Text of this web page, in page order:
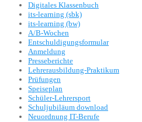
Digitales Klassenbuch
its-learning (sbk)
its-learning (bw)
A/B-Wochen
Entschuldigungsformular
Anmeldung
Presseberichte
Lehrerausbildung-Praktikum
Prüfungen
Speiseplan
Schüler-Lehrersport
Schuljubiläum download
Neuordnung IT-Berufe